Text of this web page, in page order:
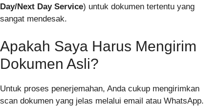
Day/Next Day Service) untuk dokumen tertentu yang
sangat mendesak.
Apakah Saya Harus Mengirim
Dokumen Asli?
Untuk proses penerjemahan, Anda cukup mengirimkan
scan dokumen yang jelas melalui email atau WhatsApp.